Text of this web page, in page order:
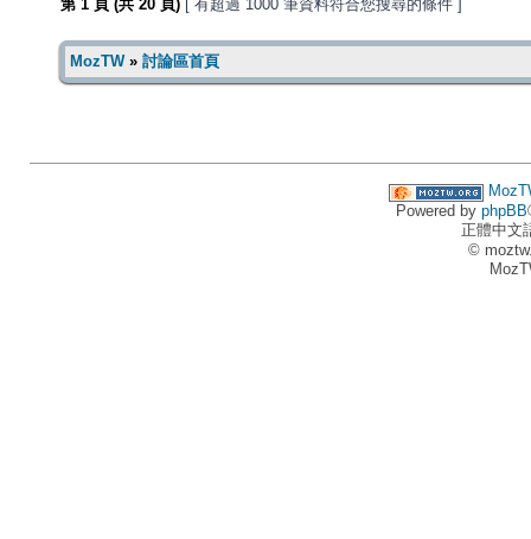
第 1 頁 (共 20 頁) [ 有超過 1000 筆資料符合您搜尋的條件 ]
MozTW» 討論區首頁
Powered by phpBB
正體中文
©